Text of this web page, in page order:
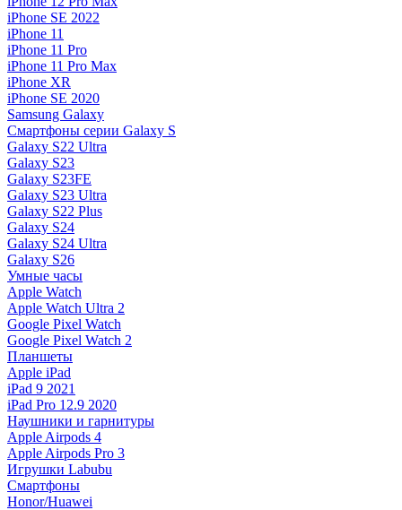
iPhone SE 2022
iPhone 11
iPhone 11 Pro
iPhone 11 Pro Max
iPhone XR
iPhone SE 2020
Samsung Galaxy
Смартфоны серии Galaxy S
Galaxy S22 Ultra
Galaxy S23
Galaxy S23FE
Galaxy S23 Ultra
Galaxy S22 Plus
Galaxy S24
Galaxy S24 Ultra
Galaxy S26
Умные часы
Apple Watch
Apple Watch Ultra 2
Google Pixel Watch
Google Pixel Watch 2
Планшеты
Apple iPad
iPad 9 2021
iPad Pro 12.9 2020
Наушники и гарнитуры
Apple Airpods 4
Apple Airpods Pro 3
Игрушки Labubu
Смартфоны
Honor/Huawei